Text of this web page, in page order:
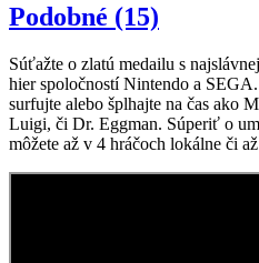
Podobné (15)
Súťažte o zlatú medailu s
hier spoločností Nintendo a SEGA.
surfujte alebo šplhajte na čas ako
Luigi, či Dr. Eggman. Súperiť o
môžete až v 4 hráčoch lokálne či